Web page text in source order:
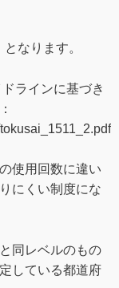
なります。
ラインに基づき
：
使用回数に違い
にくい制度にな
同レベルのもの
している都道府